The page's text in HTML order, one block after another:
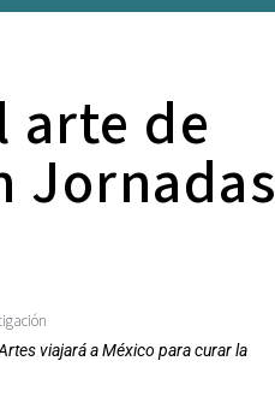
arte de
Jornadas
viajará a México para curar la